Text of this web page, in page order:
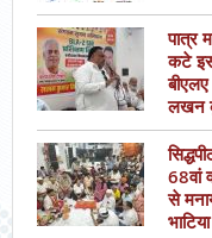
पात्र
कटे
लखन
68वां
से
भाटिया